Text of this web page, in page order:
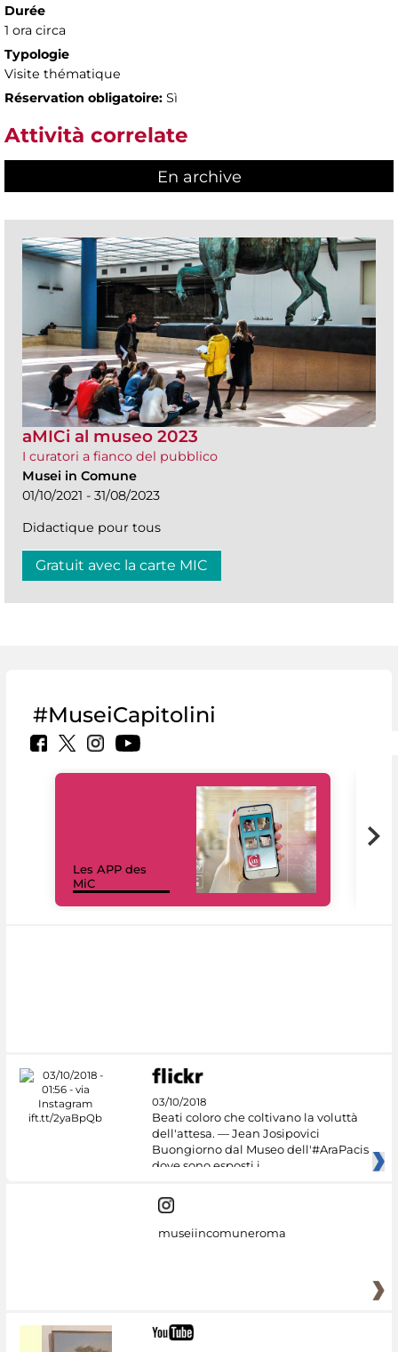
Durée
1 ora circa
Typologie
Visite thématique
Réservation obligatoire: Sì
Attività correlate
En archive
aMICi al museo 2023
I curatori a fianco del pubblico
Musei in Comune
01/10/2021 - 31/08/2023
Didactique pour tous
Gratuit avec la carte MIC
#MuseiCapitolini
Les APP des
MiC
03/10/2018
Beati coloro che coltivano la voluttà
dell'attesa. — Jean Josipovici
Buongiorno dal Museo dell'#AraPacis
dove sono esposti i
museiincomuneroma